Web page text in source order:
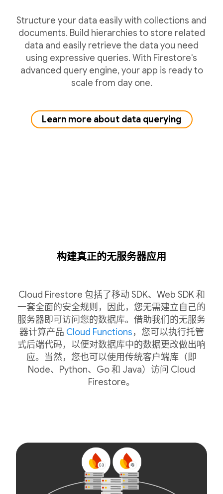
Structure your data easily with collections and
documents. Build hierarchies to store related
data and easily retrieve the data you need
using expressive queries. With Firestore's
advanced query engine, your app is ready to
scale from day one.
Learn more about data querying
构建真正的无服务器应用
Cloud Firestore 包括了移动 SDK、Web SDK 和
一套全面的安全规则，因此，您无需建立自己的
服务器即可访问您的数据库。借助我们的无服务
器计算产品 Cloud Functions，您可以执行托管
式后端代码，以便对数据库中的数据更改做出响
应。当然，您也可以使用传统客户端库（即
Node、Python、Go 和 Java）访问 Cloud
Firestore。